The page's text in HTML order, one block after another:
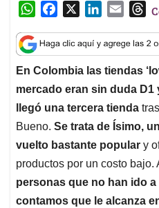
W
a
t
s
A
p
p
c
e
b
o
o
k
n
k
e
d
I
n
a
i
l
T
r
e
a
d
s
En Colombia las tiendas
mercado eran sin duda D1
llegó una tercera tienda
Bueno. Se trata de Ísimo,
vuelto bastante popular y
productos por un costo bajo.
personas que no han ido
contamos que le alcanza